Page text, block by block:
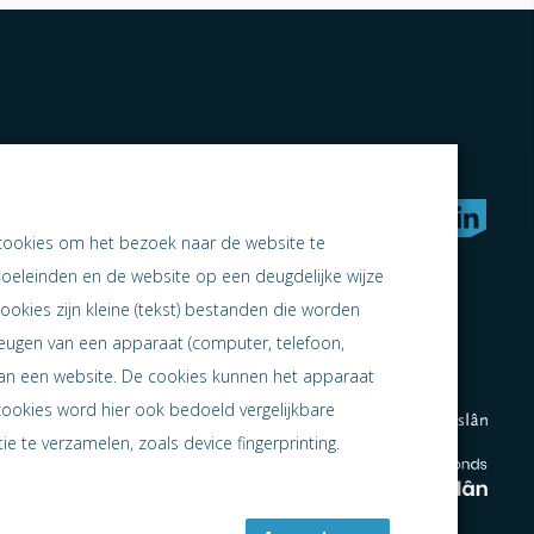
naar samen ondernemen
om het bezoek naar de website te
en de website op een deugdelijke wijze
zijn kleine (tekst) bestanden die worden
van een apparaat (computer, telefoon,
een website. De cookies kunnen het apparaat
word hier ook bedoeld vergelijkbare
te verzamelen, zoals device fingerprinting.